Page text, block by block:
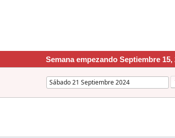
Semana empezando Septiembre 15,